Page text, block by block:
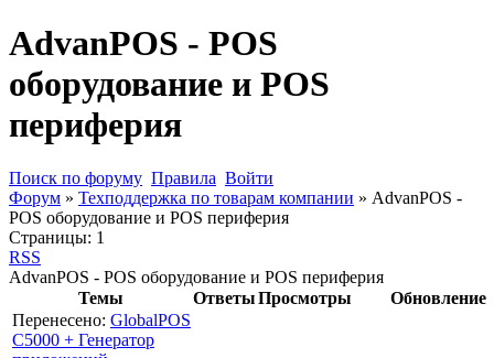
AdvanPOS - POS
оборудование и POS
периферия
Поиск по форуму Правила Войти
Форум » Техподдержка по товарам компании » AdvanPOS -
POS оборудование и POS периферия
Страницы: 1
RSS
AdvanPOS - POS оборудование и POS периферия
Темы
ОтветыПросмотры
Обновление
Перенесено: GlobalPOS
C5000 + Генератор